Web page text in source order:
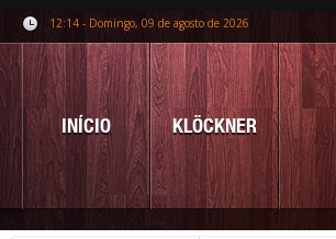
12:14 - Domingo, 09 de agosto de 2026
INÍCIO KLÖCKNER